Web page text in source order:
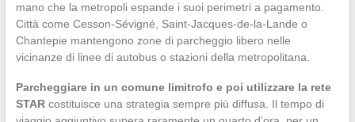
mano che la metropoli espande i suoi perimetri a pagamento.
Città come Cesson-Sévigné, Saint-Jacques-de-la-Lande o
Chantepie mantengono zone di parcheggio libero nelle
vicinanze di linee di autobus o stazioni della metropolitana.
Parcheggiare in un comune limitrofo e poi utilizzare la rete
STARcostituisce una strategia sempre più diffusa. Il tempo di